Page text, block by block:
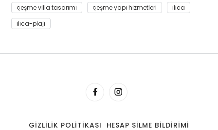
çeşme villa tasarımı
çeşme yapı hizmetleri
ılıca
ılıca-plajı
GIZLILIK POLITIKASI HESAP SILME BILDIRIMI